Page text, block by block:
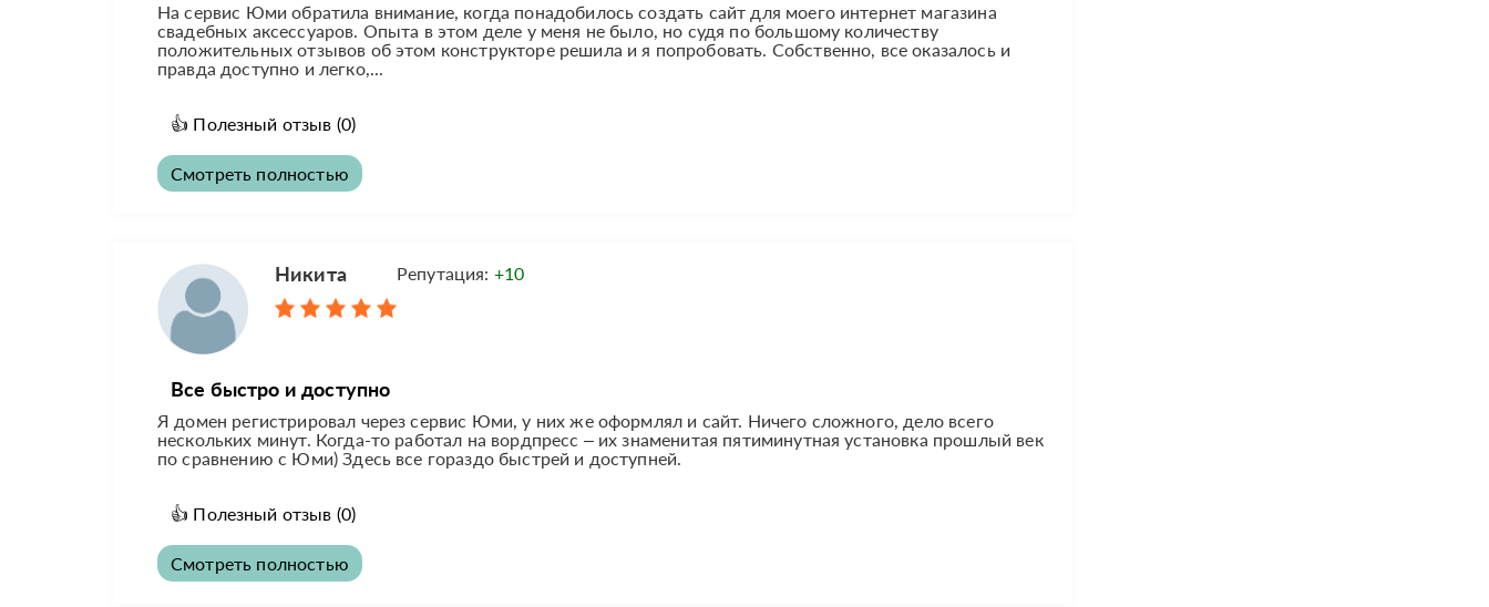
На сервис Юми обратила внимание, когда понадобилось создать сайт для моего интернет магазина
свадебных аксессуаров. Опыта в этом деле у меня не было, но судя по большому количеству
положительных отзывов об этом конструкторе решила и я попробовать. Собственно, все оказалось и
правда доступно и легко,...
👍 Полезный отзыв (0)
Смотреть полностью
Никита Репутация: +10
Все быстро и доступно
Я домен регистрировал через сервис Юми, у них же оформлял и сайт. Ничего сложного, дело всего
нескольких минут. Когда-то работал на вордпресс – их знаменитая пятиминутная установка прошлый век
по сравнению с Юми) Здесь все гораздо быстрей и доступней.
👍 Полезный отзыв (0)
Смотреть полностью